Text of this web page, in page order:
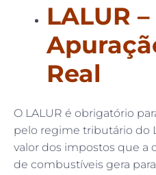
LALUR
Real
O LALUR é obrigatório
pelo regime tributário do
valor dos impostos que a
de combustíveis gera